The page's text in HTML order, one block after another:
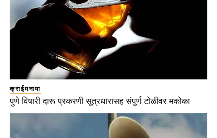
क्राईमनामा
पुणे विषारी दारू प्रकरणी सूत्रधारासह संपूर्ण टोळीवर मकोका